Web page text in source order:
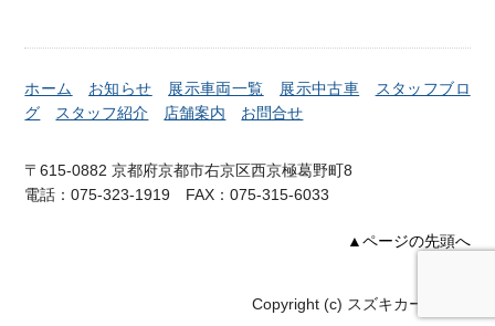
ホーム お知らせ 展示車両一覧 展示中古車
スタッフブロ
グ
スタッフ紹介 店舗案内 お問合せ
〒615-0882 京都府京都市右京区西京極葛野町8
電話：075-323-1919 FAX：075-315-6033
▲ページの先頭へ
Copyright (c) スズキカーズ右京